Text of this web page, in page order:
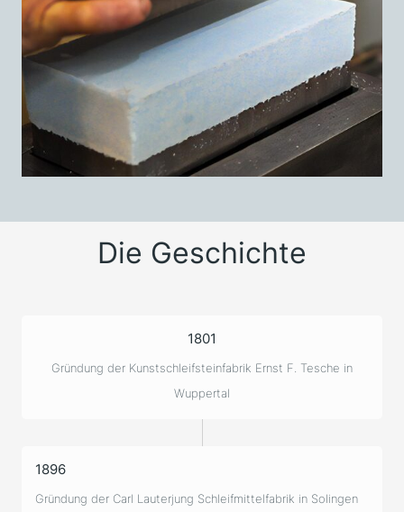
Die Geschichte
1801
Gründung der Kunstschleifsteinfabrik Ernst F. Tesche in
Wuppertal
1896
Gründung der Carl Lauterjung Schleifmittelfabrik in Solingen